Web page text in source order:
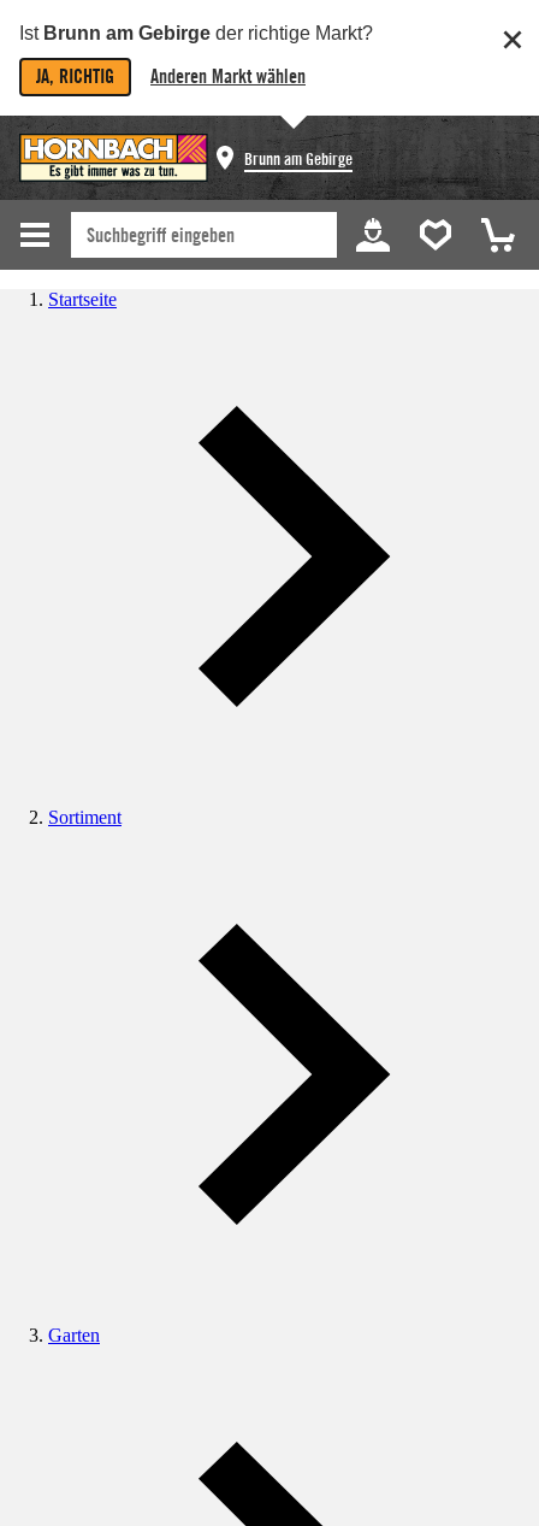
Ist Brunn am Gebirge der richtige Markt?
JA, RICHTIG Anderen Markt wählen
Brunn am Gebirge
Startseite
Sortiment
Garten